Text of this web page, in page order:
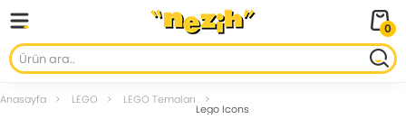
0
Anasayfa LEGO LEGO Temaları
Lego Icons